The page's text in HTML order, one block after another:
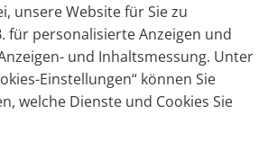
unsere Website für Sie zu
für personalisierte Anzeigen und
und Inhaltsmessung. Unter
Einstellungen“ können Sie
welche Dienste und Cookies Sie
Anfragen so schnell als
Sollte es dennoch zu
der Beantwortung Ihrer Frage
Sie bitte ob unsere Antwort
in Ihrem Spam-Ordner